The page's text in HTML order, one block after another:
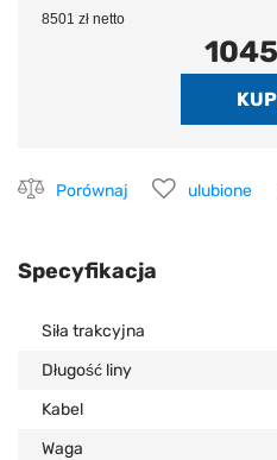
8501 zł netto
Porównaj ulubione
Specyfikacja
Siła trakcyjna
Długość liny
Kabel
Waga